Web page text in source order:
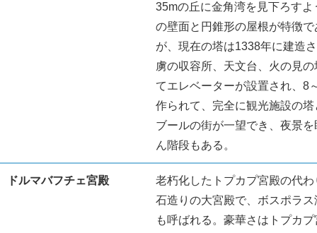
35mの丘に金角湾を見下ろす
の壁面と円錐形の屋根が特徴
が、現在の塔は1338年に建造
虜の収容所、天文台、火の見
てエレベーターが設置され、8
作られて、完全に観光施設の
ブールの街が一望でき、夜景
ん階段もある。
ドルマバフチェ宮殿
老朽化したトプカプ宮殿の代
石造りの大宮殿で、ボスポラ
も呼ばれる。豪華さはトプカ